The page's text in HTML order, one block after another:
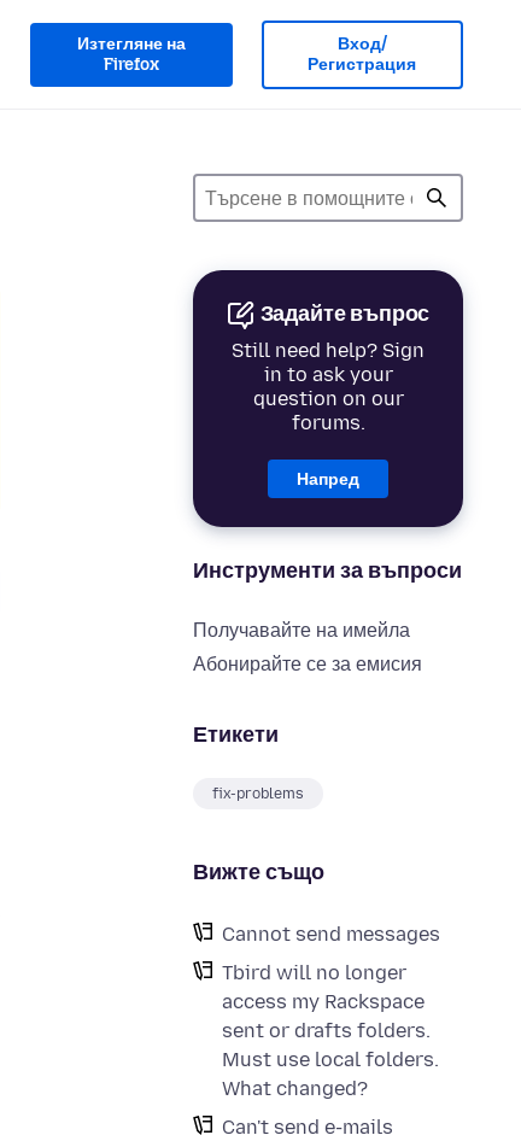
Изтегляне на
Firefox
Вход/
Регистрация
Задайте въпрос
Still need help? Sign
in to ask your
question on our
forums.
Напред
Инструменти за въпроси
Получавайте на имейла
Абонирайте се за емисия
Етикети
fix-problems
Вижте също
Cannot send messages
Tbird will no longer
access my Rackspace
sent or drafts folders.
Must use local folders.
What changed?
Can't send e-mails